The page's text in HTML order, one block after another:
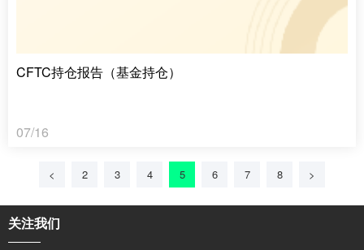
CFTC持仓报告（基金持仓）
07/16
< 2 3 4 5 6 7 8 >
关注我们